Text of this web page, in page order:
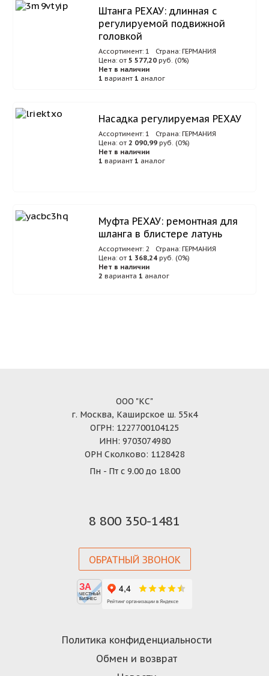
Штанга РЕХАУ: длинная с
регулируемой подвижной
головкой
Ассортимент: 1
Страна: ГЕРМАНИЯ
Цена: от 5 577,20 руб. (0%)
Нет в наличии
1 вариант 1 аналог
Насадка регулируемая РЕХАУ
Ассортимент: 1
Страна: ГЕРМАНИЯ
Цена: от 2 090,99 руб. (0%)
Нет в наличии
1 вариант 1 аналог
Муфта РЕХАУ: ремонтная для
шланга в блистере латунь
Ассортимент: 2
Страна: ГЕРМАНИЯ
Цена: от 1 368,24 руб. (0%)
Нет в наличии
2 варианта 1 аналог
ООО "КС"
г. Москва, Каширское ш. 55к4
ОГРН: 1227700104125
ИНН: 9703074980
ОРН Сколково: 1128428
Пн - Пт с 9.00 до 18.00
Политика конфиденциальности
Обмен и возврат
8 800 350-1481
ОБРАТНЫЙ ЗВОНОК
ЗА
ЧЕСТНЫЙ
БИЗНЕС